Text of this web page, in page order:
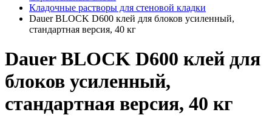
Кладочные растворы для стеновой кладки
Dauer BLOCK D600 клей для блоков усиленный,
стандартная версия, 40 кг
Dauer BLOCK D600 клей для
блоков усиленный,
стандартная версия, 40 кг